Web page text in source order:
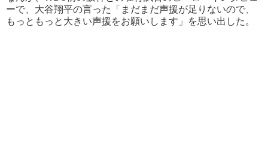
ーで、大谷翔平の言った「まだまだ声援が足りないので、
もっともっと大きい声援をお願いします」を思い出した。